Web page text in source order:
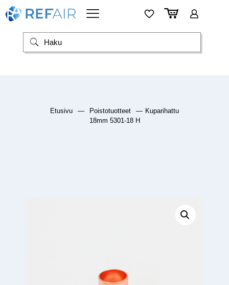
Etusivu — Poistotuotteet — Kuparihattu
18mm 5301-18 H